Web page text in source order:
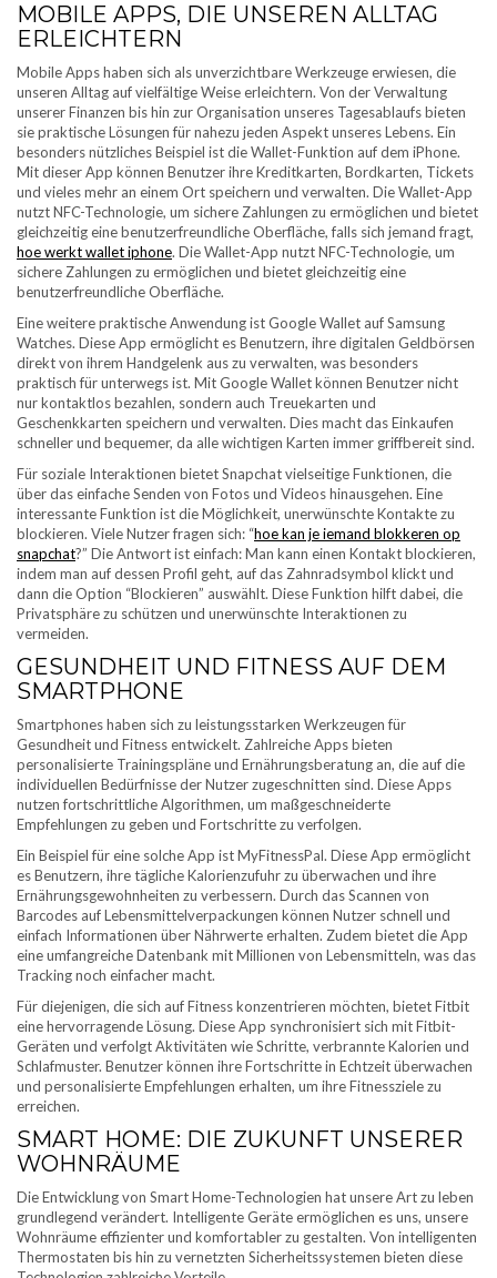
MOBILE APPS, DIE UNSEREN ALLTAG
ERLEICHTERN
Mobile Apps haben sich als unverzichtbare Werkzeuge erwiesen, die
unseren Alltag auf vielfältige Weise erleichtern. Von der Verwaltung
unserer Finanzen bis hin zur Organisation unseres Tagesablaufs bieten
sie praktische Lösungen für nahezu jeden Aspekt unseres Lebens. Ein
besonders nützliches Beispiel ist die Wallet-Funktion auf dem iPhone.
Mit dieser App können Benutzer ihre Kreditkarten, Bordkarten, Tickets
und vieles mehr an einem Ort speichern und verwalten. Die Wallet-App
nutzt NFC-Technologie, um sichere Zahlungen zu ermöglichen und bietet
gleichzeitig eine benutzerfreundliche Oberfläche, falls sich jemand fragt,
hoe werkt wallet iphone. Die Wallet-App nutzt NFC-Technologie, um
sichere Zahlungen zu ermöglichen und bietet gleichzeitig eine
benutzerfreundliche Oberfläche.
Eine weitere praktische Anwendung ist Google Wallet auf Samsung
Watches. Diese App ermöglicht es Benutzern, ihre digitalen Geldbörsen
direkt von ihrem Handgelenk aus zu verwalten, was besonders
praktisch für unterwegs ist. Mit Google Wallet können Benutzer nicht
nur kontaktlos bezahlen, sondern auch Treuekarten und
Geschenkkarten speichern und verwalten. Dies macht das Einkaufen
schneller und bequemer, da alle wichtigen Karten immer griffbereit sind.
Für soziale Interaktionen bietet Snapchat vielseitige Funktionen, die
über das einfache Senden von Fotos und Videos hinausgehen. Eine
interessante Funktion ist die Möglichkeit, unerwünschte Kontakte zu
blockieren. Viele Nutzer fragen sich: “hoe kan je iemand blokkeren op
snapchat?” Die Antwort ist einfach: Man kann einen Kontakt blockieren,
indem man auf dessen Profil geht, auf das Zahnradsymbol klickt und
dann die Option “Blockieren” auswählt. Diese Funktion hilft dabei, die
Privatsphäre zu schützen und unerwünschte Interaktionen zu
vermeiden.
GESUNDHEIT UND FITNESS AUF DEM
SMARTPHONE
Smartphones haben sich zu leistungsstarken Werkzeugen für
Gesundheit und Fitness entwickelt. Zahlreiche Apps bieten
personalisierte Trainingspläne und Ernährungsberatung an, die auf die
individuellen Bedürfnisse der Nutzer zugeschnitten sind. Diese Apps
nutzen fortschrittliche Algorithmen, um maßgeschneiderte
Empfehlungen zu geben und Fortschritte zu verfolgen.
Ein Beispiel für eine solche App ist MyFitnessPal. Diese App ermöglicht
es Benutzern, ihre tägliche Kalorienzufuhr zu überwachen und ihre
Ernährungsgewohnheiten zu verbessern. Durch das Scannen von
Barcodes auf Lebensmittelverpackungen können Nutzer schnell und
einfach Informationen über Nährwerte erhalten. Zudem bietet die App
eine umfangreiche Datenbank mit Millionen von Lebensmitteln, was das
Tracking noch einfacher macht.
Für diejenigen, die sich auf Fitness konzentrieren möchten, bietet Fitbit
eine hervorragende Lösung. Diese App synchronisiert sich mit Fitbit-
Geräten und verfolgt Aktivitäten wie Schritte, verbrannte Kalorien und
Schlafmuster. Benutzer können ihre Fortschritte in Echtzeit überwachen
und personalisierte Empfehlungen erhalten, um ihre Fitnessziele zu
erreichen.
SMART HOME: DIE ZUKUNFT UNSERER
WOHNRÄUME
Die Entwicklung von Smart Home-Technologien hat unsere Art zu leben
grundlegend verändert. Intelligente Geräte ermöglichen es uns, unsere
Wohnräume effizienter und komfortabler zu gestalten. Von intelligenten
Thermostaten bis hin zu vernetzten Sicherheitssystemen bieten diese